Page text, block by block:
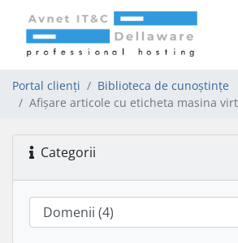
Portal clienți
Biblioteca de cunoștințe
Afișare articole cu eticheta masina
Categorii